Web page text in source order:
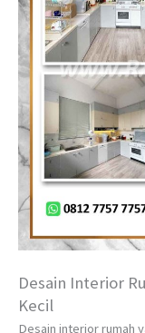
Desain Interior
Kecil
Desain interior rumah